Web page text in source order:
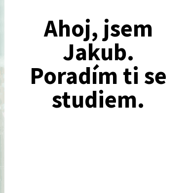
Ahoj, jsem
Jakub.
Poradím ti se
studiem.
uvedl mzdové rozpětí přímo v inzerátu, můžete
Srovnání platů najdete např. na http://www.platy.cz/
nebo kalkulačce mezdhttps://www.hays.cz/kalkulacka-
absolventských pozic, najdete je
se bát požadovat vyšší odměnu. Současně je ale dobré
nebo „Moje představa je přibližně 35–40 tisíc